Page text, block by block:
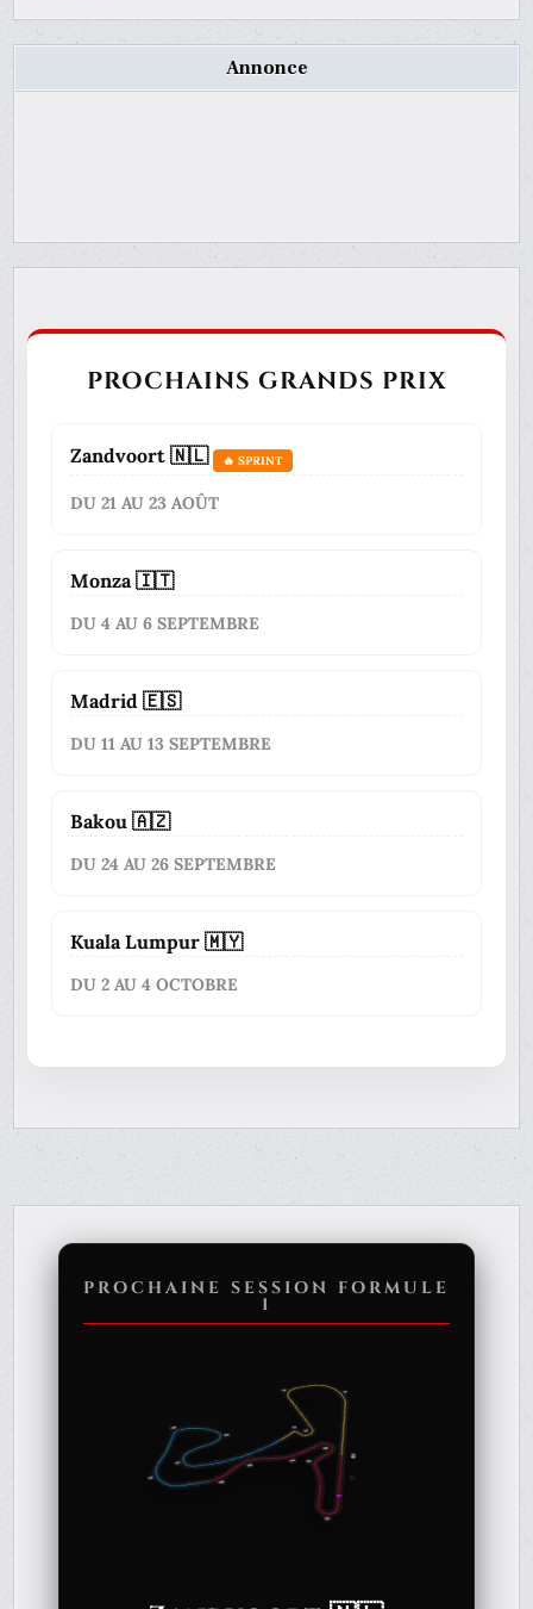
Annonce
PROCHAINS GRANDS PRIX
Zandvoort 🇳🇱 🔥 SPRINT
DU 21 AU 23 AOÛT
Monza 🇮🇹
DU 4 AU 6 SEPTEMBRE
Madrid 🇪🇸
DU 11 AU 13 SEPTEMBRE
Bakou 🇦🇿
DU 24 AU 26 SEPTEMBRE
Kuala Lumpur 🇲🇾
DU 2 AU 4 OCTOBRE
PROCHAINE SESSION FORMULE
1